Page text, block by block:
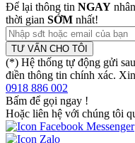
Để lại thông tin NGAY
thời gian SỚM nhất!
TƯ VẤN CHO TÔI
(*) Hệ thống tự động gửi
điền thông tin chính xác.
0918 886 002
Bấm để gọi ngay !
Hoặc liên hệ với chúng tôi